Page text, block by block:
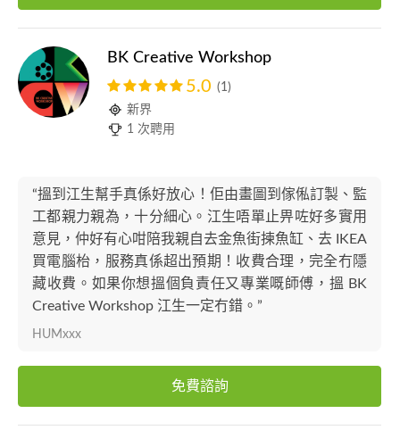
BK Creative Workshop
5.0 (1)
新界
1 次聘用
“搵到江生幫手真係好放心！佢由畫圖到傢俬訂製、監
工都親力親為，十分細心。江生唔單止畀咗好多實用
意見，仲好有心咁陪我親自去金魚街揀魚缸、去 IKEA
買電腦枱，服務真係超出預期！收費合理，完全冇隱
藏收費。如果你想搵個負責任又專業嘅師傅，搵 BK
Creative Workshop 江生一定冇錯。”
HUMxxx
免費諮詢